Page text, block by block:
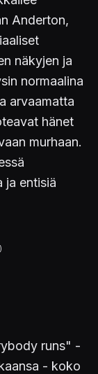
Anderton,
näkyjen ja
normaalina
arvaamatta
hänet
murhaan.
ja entisiä
runs" -
- koko